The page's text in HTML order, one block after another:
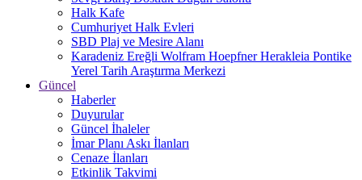
Halk Kafe
Cumhuriyet Halk Evleri
SBD Plaj ve Mesire Alanı
Karadeniz Ereğli Wolfram Hoepfner Herakleia Pontike
Yerel Tarih Araştırma Merkezi
Güncel
Haberler
Duyurular
Güncel İhaleler
İmar Planı Askı İlanları
Cenaze İlanları
Etkinlik Takvimi